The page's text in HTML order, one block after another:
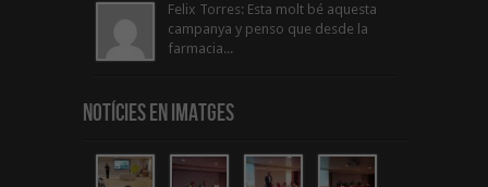
Felix Torres: Esta molt bé aquesta
campanya y penso que desde la
farmacia...
Notícies en Imatges